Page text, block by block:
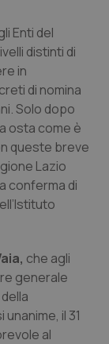
Enti del
distinti di
in
di nomina
Solo dopo
osta come è
queste breve
Lazio
conferma di
che agli
generale
il 31
al